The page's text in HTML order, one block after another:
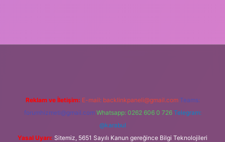
Reklam ve İletişim: E-mail: backlinkpaneli@gmail.com Teams:
forumhizmeti@gmail.com Whatsapp: 0262 606 0 726 Telegram:
@karabul
Yasal Uyarı: Sitemiz, 5651 Sayılı Kanun gereğince Bilgi Teknolojileri